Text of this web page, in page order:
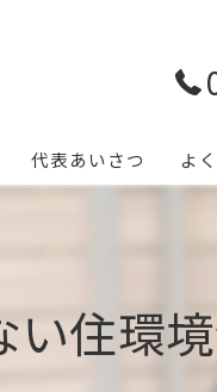
代表あいさつ よ
住環